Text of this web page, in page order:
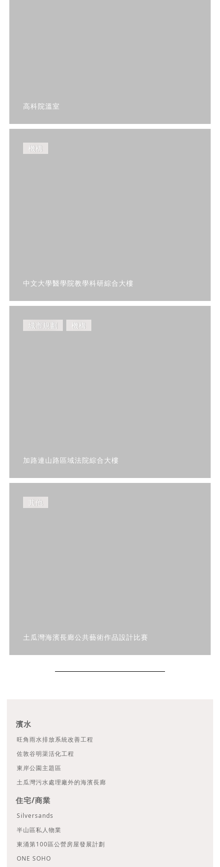
高科院溫室
機構
中文大學醫學院教學科研綜合大樓
城市規劃 機構
加路連山路區域法院綜合大樓
其他
土瓜灣海濱長廊公共藝術作品設計比賽
濱水
旺角雨水排放系統改善工程
佐敦谷明渠活化工程
東岸公園主題區
土瓜灣污水處理廠外的海濱長廊
住宅/商業
Silversands
半山區私人物業
東涌第100區公營房屋發展計劃
ONE SOHO